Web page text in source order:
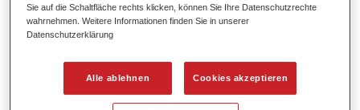
überragender Qualität für Metallic- und Unifarbtöne.
Uni-, Metallic-, Pearl-Farbtöne.
Wasserverdünnbar.
Applikation in einem Arbeitsgang (One Visit Application).
Sie auf die Schaltfläche rechts klicken, können Sie Ihre Datenschutzrechte
wahrnehmen. Weitere Informationen finden Sie in unserer
Datenschutzerklärung
Alle ablehnen Cookies akzeptieren